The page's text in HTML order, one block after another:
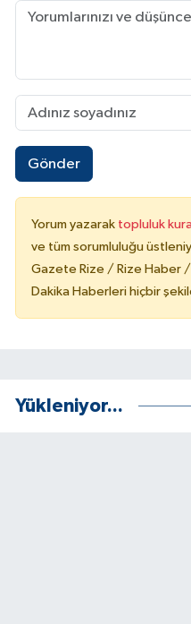
Gönder
Yorum yazarak topluluk
ve tüm sorumluluğu
Gazete Rize / Rize Haber
Dakika Haberleri hiçbir
Yükleniyor...